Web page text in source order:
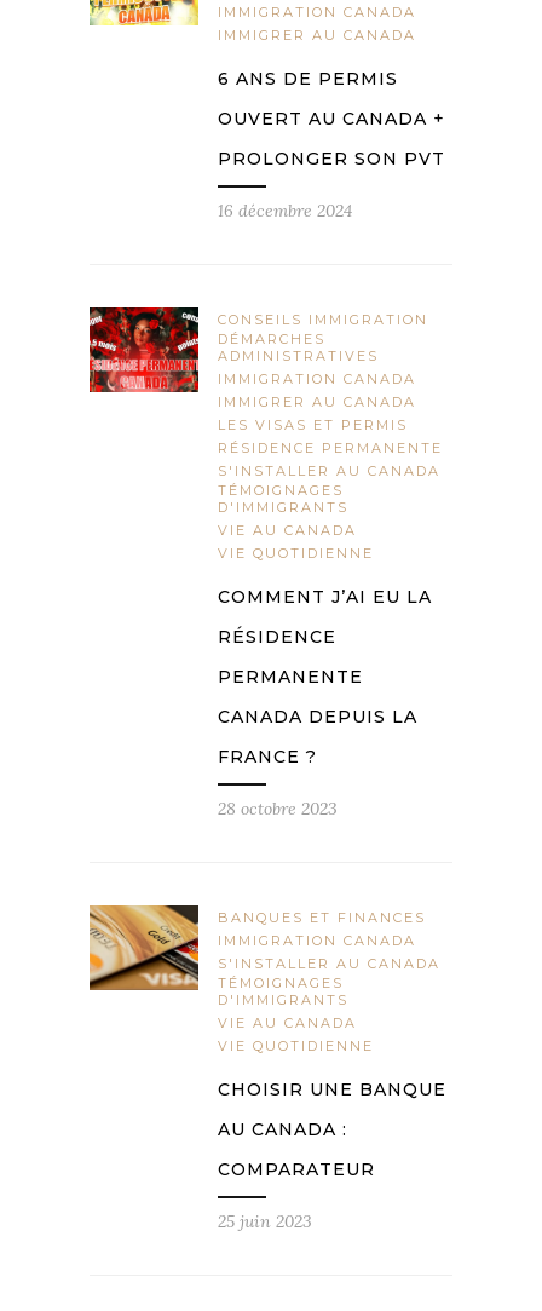
IMMIGRATION CANADA
IMMIGRER AU CANADA
6 ANS DE PERMIS
OUVERT AU CANADA +
PROLONGER SON PVT
16 décembre 2024
CONSEILS IMMIGRATION
DÉMARCHES
ADMINISTRATIVES
IMMIGRATION CANADA
IMMIGRER AU CANADA
LES VISAS ET PERMIS
RÉSIDENCE PERMANENTE
S'INSTALLER AU CANADA
TÉMOIGNAGES
D'IMMIGRANTS
VIE AU CANADA
VIE QUOTIDIENNE
COMMENT J’AI EU LA
RÉSIDENCE
PERMANENTE
CANADA DEPUIS LA
FRANCE ?
28 octobre 2023
BANQUES ET FINANCES
IMMIGRATION CANADA
S'INSTALLER AU CANADA
TÉMOIGNAGES
D'IMMIGRANTS
VIE AU CANADA
VIE QUOTIDIENNE
CHOISIR UNE BANQUE
AU CANADA :
COMPARATEUR
25 juin 2023